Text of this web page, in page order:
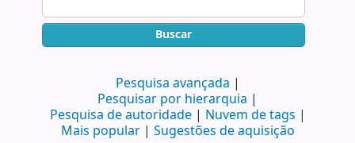
Buscar
Pesquisa avançada
Pesquisar por hierarquia
Pesquisa de autoridade
Nuvem de tags
Mais popular
Sugestões de aquisição